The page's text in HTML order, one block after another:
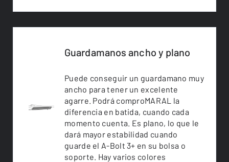
Guardamanos ancho y plano
Puede conseguir un guardamano muy
ancho para tener un excelente
agarre. Podrá comproMARAL la
diferencia en batida, cuando cada
momento cuenta. Es plano, lo que le
dará mayor estabilidad cuando
guarde el A-Bolt 3+ en su bolsa o
soporte. Hay varios colores